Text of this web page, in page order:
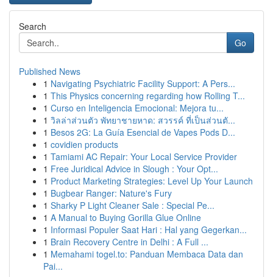
Search
Go
Published News
1 Navigating Psychiatric Facility Support: A Pers...
1 This Physics concerning regarding how Rolling T...
1 Curso en Inteligencia Emocional: Mejora tu...
1 วิลล่าส่วนตัว พัทยาชายหาด: สวรรค์ ที่เป็นส่วนตั...
1 Besos 2G: La Guía Esencial de Vapes Pods D...
1 covidien products
1 Tamiami AC Repair: Your Local Service Provider
1 Free Juridical Advice in Slough : Your Opt...
1 Product Marketing Strategies: Level Up Your Launch
1 Bugbear Ranger: Nature's Fury
1 Sharky P Light Cleaner Sale : Special Pe...
1 A Manual to Buying Gorilla Glue Online
1 Informasi Populer Saat Hari : Hal yang Gegerkan...
1 Brain Recovery Centre in Delhi : A Full ...
1 Memahami togel.to: Panduan Membaca Data dan
Pai...